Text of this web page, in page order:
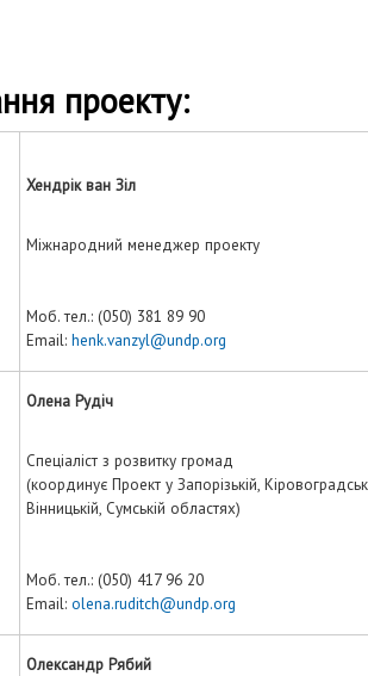
проекту:
Хендрік ван Зіл
Міжнародний менеджер проекту
Моб. тел.: (050) 381 89 90
Email: henk.vanzyl@undp.org
Олена Рудіч
Спеціаліст з розвитку громад
(координує Проект у Запорізькій,
Вінницькій, Сумській областях)
Моб. тел.: (050) 417 96 20
Email: olena.ruditch@undp.org
Олександр Рябий